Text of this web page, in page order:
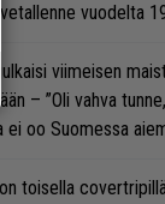
vuodelta
viimeisen
– ”Oli vahva
ei oo Suomessa
toisella